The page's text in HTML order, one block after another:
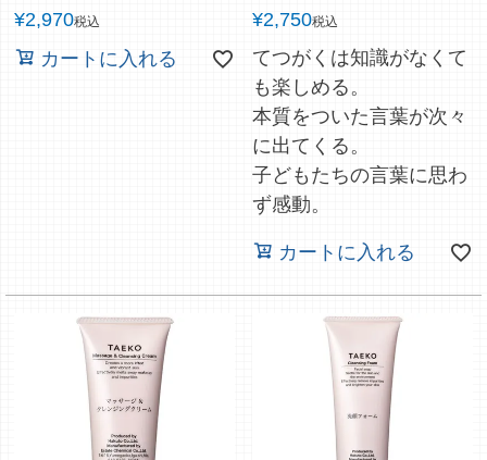
¥2,970税込
カートに入れる
¥2,750税込
てつがくは知識がなくて
も楽しめる。
本質をついた言葉が次々
に出てくる。
子どもたちの言葉に思わ
ず感動。
カートに入れる